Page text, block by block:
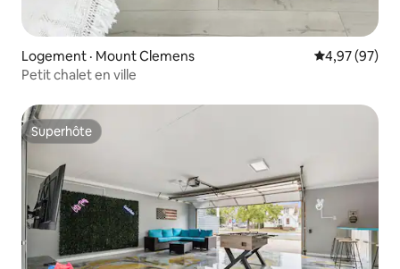
Logement · Mount Clemens Note
4,97 (97)
Petit chalet en ville
Superhôte
Superhôte